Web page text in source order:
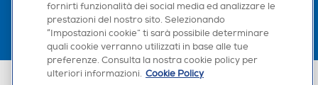
Euronics Italia SpA. Sede legale Via Montefeltro, 6/a 20156 Milano
fornirti funzionalità dei social media ed analizzare le
prestazioni del nostro sito. Selezionando
“Impostazioni cookie” ti sarà possibile determinare
quali cookie verranno utilizzati in base alle tue
preferenze. Consulta la nostra cookie policy per
ulteriori informazioni. Cookie Policy